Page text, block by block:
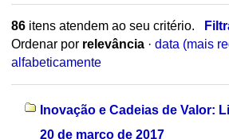
86itens atendem ao seu critério.
Ordenar por relevância · data (mais
alfabeticamente
Inovação e Cadeias de Valor:
20 de março de 2017